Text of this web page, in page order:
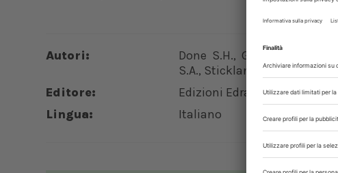
Autori:
Done S.H., Goody P.C., Evans
S.A., Stickland N.C.
Editore:
Edizioni Edra
Lingua:
Italiano